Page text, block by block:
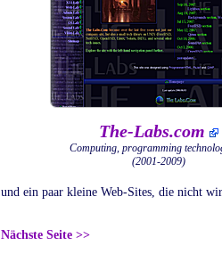
The-Labs.com
Computing, programming
(2001-2009)
und ein paar kleine Web-Sites, die nicht
Nächste Seite >>